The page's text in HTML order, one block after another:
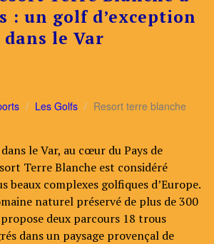
: un golf d’exception
dans le Var
Les Golfs Resort terre blanche
le Var, au cœur du Pays de
Terre Blanche est considéré
beaux complexes golfiques d’Europe.
naturel préservé de plus de 300
deux parcours 18 trous
dans un paysage provençal de